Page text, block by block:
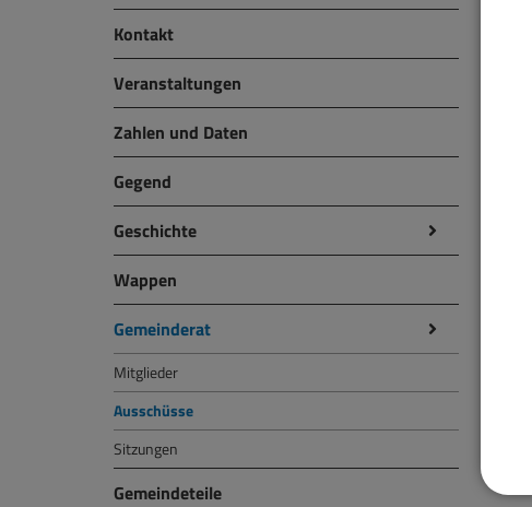
Kontakt
Veranstaltungen
Zahlen und Daten
Gegend
Geschichte
Wappen
Gemeinderat
Mitglieder
Ausschüsse
Sitzungen
Gemeindeteile